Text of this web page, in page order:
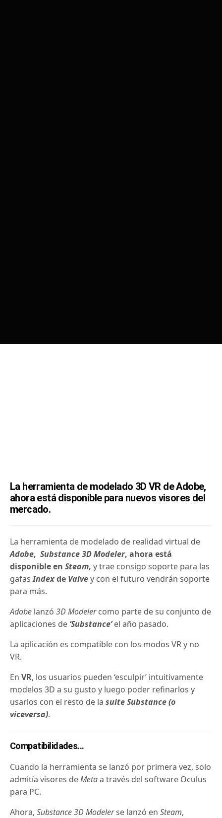
La herramienta de modelado 3D VR de Adobe,
ahora está disponible para nuevos visores del
mercado.
La herramienta de modelado de realidad virtual de
Adobe, Substance 3D Modeler, ahora está
disponible enSteam, y trae consigo soporte para las
gafasIndexde Valvey con el futuro vendrán soporte
para más.
Adobe lanzó3D Modelercomo parte de su conjunto de
aplicaciones de ‘Substance’el año pasado.
La aplicación es compatible con los modos VR y no
VR.
EnVR, los usuarios pueden ‘esculpir’ intuitivamente
modelos 3D a su gusto y luego poder refinarlos y
usarlos con el resto de lasuite Substance (o
viceversa).
Compatibilidades...
Cuando la herramienta se lanzó por primera vez, solo
admitía visores deMetaa través del software Oculus
para PC.
Ahora,Substance 3D Modelerse lanzó enSteam,